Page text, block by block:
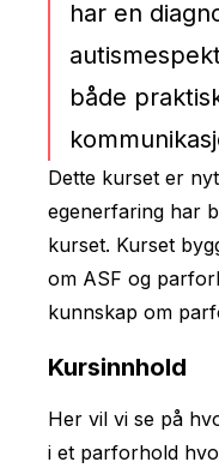
har en
både
Dette kurset er
egenerfaring har
kurset. Kurset
om ASF og
kunnskap om
Kursinnhold
Her vil vi se på
i et parforhold